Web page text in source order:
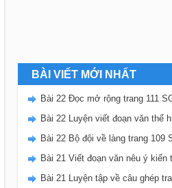
BÀI VIẾT MỚI NHẤT